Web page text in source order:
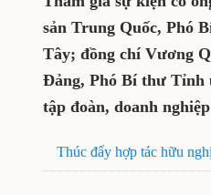
Ủy viên Ban Chấp
Bí thư Khu ủy,
chí Vương Quốc
ương Đảng, Phó Bí